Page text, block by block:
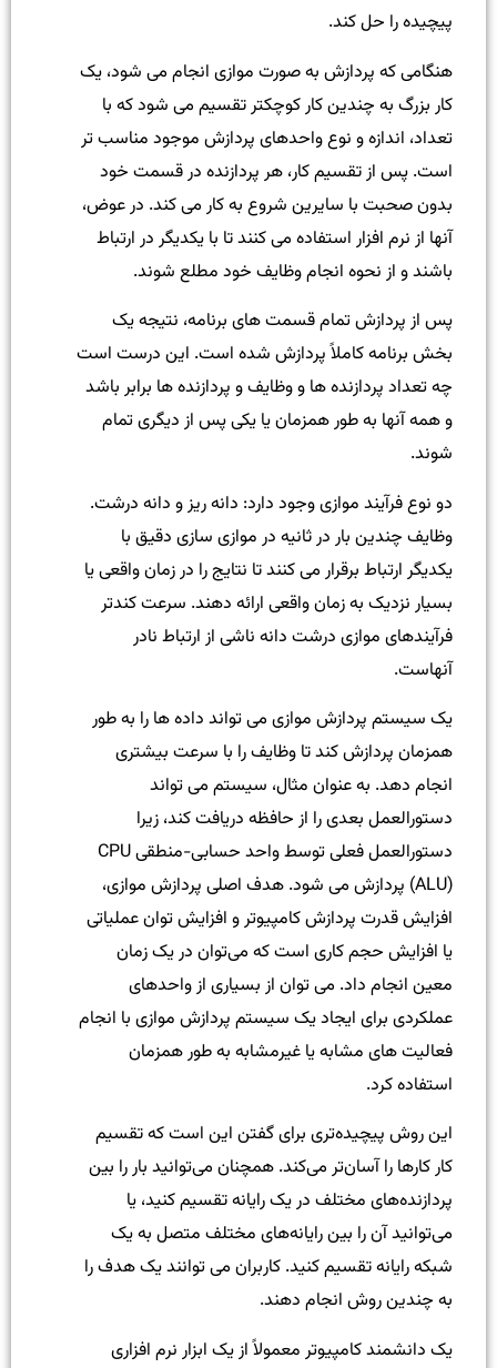
پیچیده را حل کند.
هنگامی که پردازش به صورت موازی انجام می شود، یک
کار بزرگ به چندین کار کوچکتر تقسیم می شود که با
تعداد، اندازه و نوع واحدهای پردازش موجود مناسب تر
است. پس از تقسیم کار، هر پردازنده در قسمت خود
بدون صحبت با سایرین شروع به کار می کند. در عوض،
آنها از نرم افزار استفاده می کنند تا با یکدیگر در ارتباط
باشند و از نحوه انجام وظایف خود مطلع شوند.
پس از پردازش تمام قسمت های برنامه، نتیجه یک
بخش برنامه کاملاً پردازش شده است. این درست است
چه تعداد پردازنده ها و وظایف و پردازنده ها برابر باشد
و همه آنها به طور همزمان یا یکی پس از دیگری تمام
شوند.
دو نوع فرآیند موازی وجود دارد: دانه ریز و دانه درشت.
وظایف چندین بار در ثانیه در موازی سازی دقیق با
یکدیگر ارتباط برقرار می کنند تا نتایج را در زمان واقعی یا
بسیار نزدیک به زمان واقعی ارائه دهند. سرعت کندتر
فرآیندهای موازی درشت دانه ناشی از ارتباط نادر
آنهاست.
یک سیستم پردازش موازی می تواند داده ها را به طور
همزمان پردازش کند تا وظایف را با سرعت بیشتری
انجام دهد. به عنوان مثال، سیستم می تواند
دستورالعمل بعدی را از حافظه دریافت کند، زیرا
دستورالعمل فعلی توسط واحد حسابی-منطقی CPU
(ALU) پردازش می شود. هدف اصلی پردازش موازی،
افزایش قدرت پردازش کامپیوتر و افزایش توان عملیاتی
یا افزایش حجم کاری است که می‌توان در یک زمان
معین انجام داد. می توان از بسیاری از واحدهای
عملکردی برای ایجاد یک سیستم پردازش موازی با انجام
فعالیت های مشابه یا غیرمشابه به طور همزمان
استفاده کرد.
این روش پیچیده‌تری برای گفتن این است که تقسیم
کار کارها را آسان‌تر می‌کند. همچنان می‌توانید بار را بین
پردازنده‌های مختلف در یک رایانه تقسیم کنید، یا
می‌توانید آن را بین رایانه‌های مختلف متصل به یک
شبکه رایانه تقسیم کنید. کاربران می توانند یک هدف را
به چندین روش انجام دهند.
یک دانشمند کامپیوتر معمولاً از یک ابزار نرم افزاری